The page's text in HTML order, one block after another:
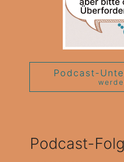
Podcast-
Podcast-